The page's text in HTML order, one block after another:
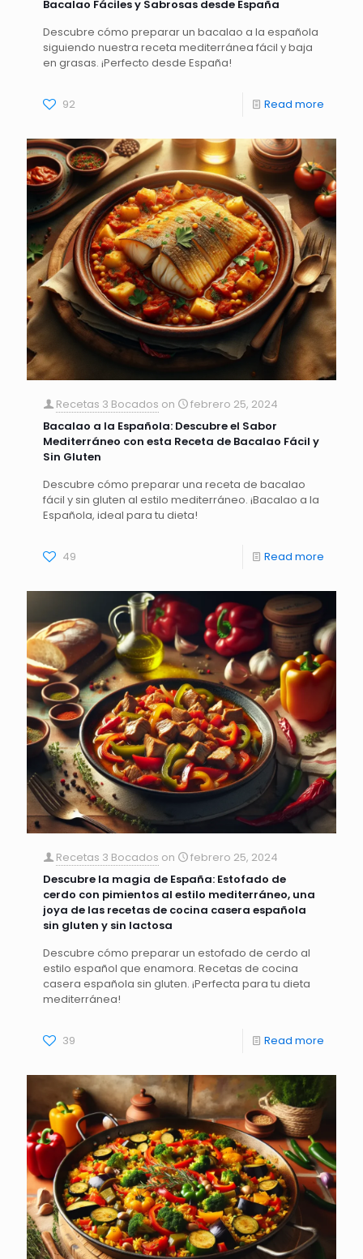
Bacalao Fáciles y Sabrosas desde España
Descubre cómo preparar un bacalao a la española
siguiendo nuestra receta mediterránea fácil y baja
en grasas. ¡Perfecto desde España!
92 Read more
Recetas 3 Bocados on
febrero 25, 2024
Bacalao a la Española: Descubre el Sabor
Mediterráneo con esta Receta de Bacalao Fácil y
Sin Gluten
Descubre cómo preparar una receta de bacalao
fácil y sin gluten al estilo mediterráneo. ¡Bacalao a la
Española, ideal para tu dieta!
49 Read more
Recetas 3 Bocados on
febrero 25, 2024
Descubre la magia de España: Estofado de
cerdo con pimientos al estilo mediterráneo, una
joya de las recetas de cocina casera española
sin gluten y sin lactosa
Descubre cómo preparar un estofado de cerdo al
estilo español que enamora. Recetas de cocina
casera española sin gluten. ¡Perfecta para tu dieta
mediterránea!
39 Read more